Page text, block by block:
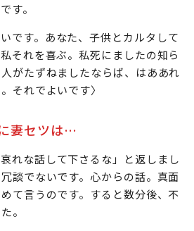
す。
です。あなた、子供とカルタして
それを喜ぶ。私死にましたの知ら
がたずねましたならば、はああれ
それでよいです〉
妻セツは…
れな話して下さるな」と返しまし
談でないです。心からの話。真面
て言うのです。すると数分後、不
。